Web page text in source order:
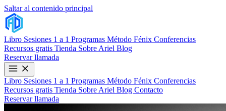
Saltar al contenido principal
Libro Sesiones 1 a 1 Programas Método Fénix Conferencias
Recursos gratis Tienda Sobre Ariel Blog
Reservar llamada
Libro Sesiones 1 a 1 Programas Método Fénix Conferencias
Recursos gratis Tienda Sobre Ariel Blog Contacto
Reservar llamada